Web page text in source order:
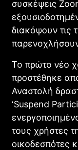
συσκέψεις
διακόψουν τις
Το πρώτο νέο
προστέθηκε
Αναστολή
‘Suspend
τους χρήστες
οικοδεσπότες